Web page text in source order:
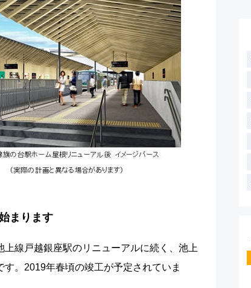
まります
線戸越銀座駅のリニューアルに続く、池上
。2019年春頃の竣工が予定されていま